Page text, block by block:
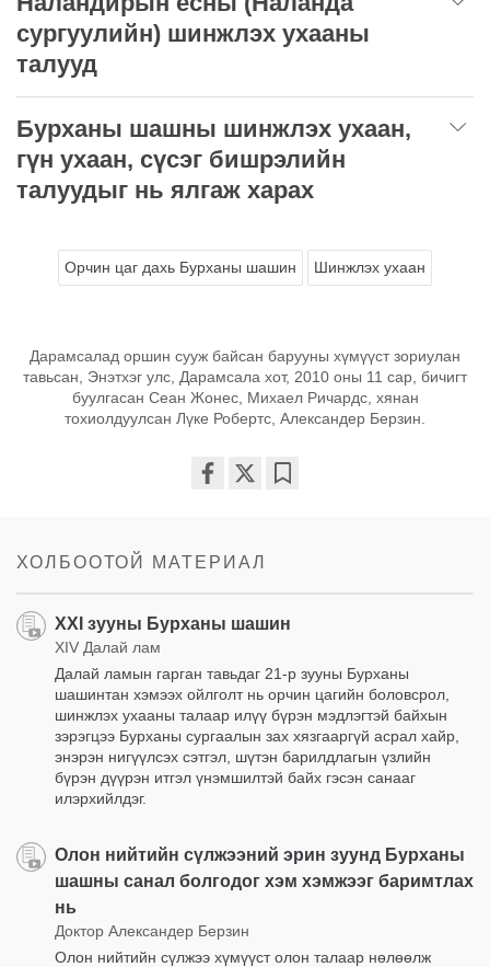
сургуулийн) шинжлэх ухааны
талууд
Бурханы шашны шинжлэх ухаан,
гүн ухаан, сүсэг бишрэлийн
талуудыг нь ялгаж харах
Орчин цаг дахь Бурханы шашин Шинжлэх ухаан
Дарамсалад оршин сууж байсан барууны хүмүүст зориулан
тавьсан, Энэтхэг улс, Дарамсала хот, 2010 оны 11 сар, бичигт
буулгасан Сеан Жонес, Михаел Ричардс, хянан
тохиолдуулсан Лүке Робертс, Александер Берзин.
ХОЛБООТОЙ МАТЕРИАЛ
XXI зууны Бурханы шашин
XIV Далай лам
Далай ламын гарган тавьдаг 21-р зууны Бурханы
шашинтан хэмээх ойлголт нь орчин цагийн боловсрол,
шинжлэх ухааны талаар илүү бүрэн мэдлэгтэй байхын
зэрэгцээ Бурханы сургаалын зах хязгааргүй асрал хайр,
энэрэн нигүүлсэх сэтгэл, шүтэн барилдлагын үзлийн
бүрэн дүүрэн итгэл үнэмшилтэй байх гэсэн санааг
илэрхийлдэг.
Олон нийтийн сүлжээний эрин зуунд Бурханы
шашны санал болгодог хэм хэмжээг баримтлах
нь
Доктор Александер Берзин
Олон нийтийн сүлжээ хүмүүст олон талаар нөлөөлж